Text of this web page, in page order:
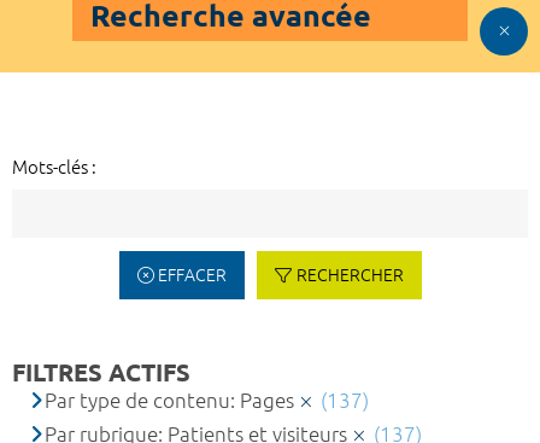
Recherche avancée
Mots-clés :
EFFACER RECHERCHER
FILTRES ACTIFS
Par type de contenu: Pages
(137)
Par rubrique: Patients et visiteurs
(137)